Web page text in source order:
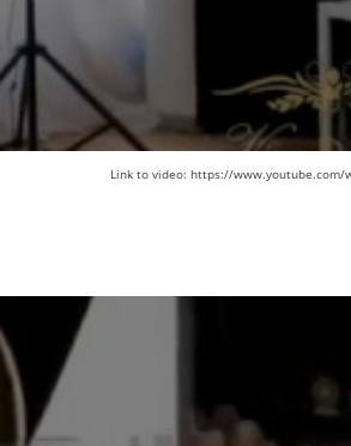
Link to video: https://www.youtube.com/